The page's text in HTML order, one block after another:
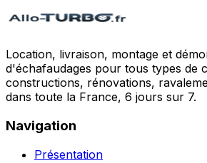
Location, livraison, montage et
d'échafaudages pour tous types de
constructions, rénovations,
dans toute la France, 6 jours sur 7.
Navigation
Présentation